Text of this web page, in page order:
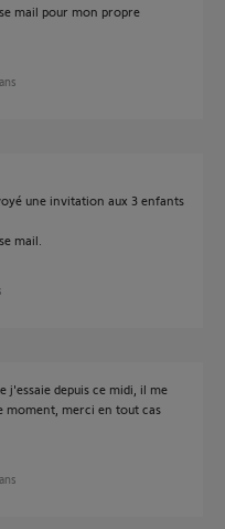
mail pour mon propre
une invitation aux 3 enfants
mail.
j'essaie depuis ce midi, il me
moment, merci en tout cas